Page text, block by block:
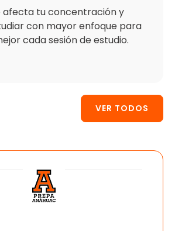
afecta tu concentración y
con mayor enfoque para
cada sesión de estudio.
VER TODOS